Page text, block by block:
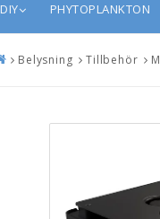
DIY PHYTOPLANKTON
Belysning Tillbehör